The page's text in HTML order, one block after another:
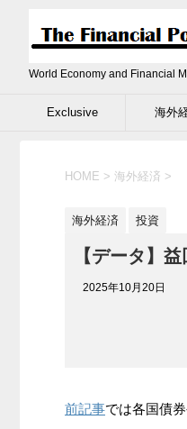
World Economy and Financial
Exclusive 海外
HOME > 海外経済 >
海外経済 投資
【データ】
2025年10月20日
前記事では各国債